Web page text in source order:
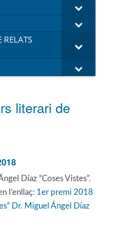
RELATS
literari de
Díaz “Coses Vistes”.
l’enllaç: 1er premi 2018
Dr. Miguel Ángel Díaz